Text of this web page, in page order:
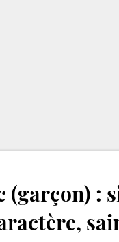
(garçon) :